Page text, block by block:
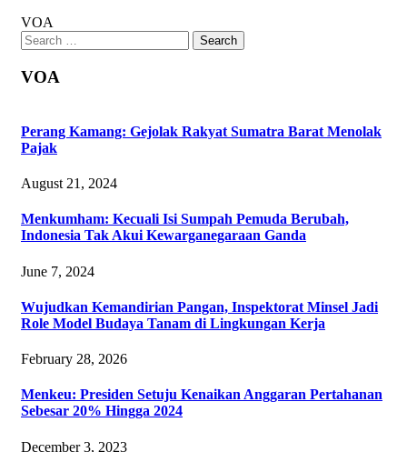
VOA
Search
for:
VOA
Perang Kamang: Gejolak Rakyat Sumatra Barat Menolak
Pajak
August 21, 2024
Menkumham: Kecuali Isi Sumpah Pemuda Berubah,
Indonesia Tak Akui Kewarganegaraan Ganda
June 7, 2024
‎Wujudkan Kemandirian Pangan, Inspektorat Minsel Jadi
Role Model Budaya Tanam di Lingkungan Kerja
February 28, 2026
Menkeu: Presiden Setuju Kenaikan Anggaran Pertahanan
Sebesar 20% Hingga 2024
December 3, 2023